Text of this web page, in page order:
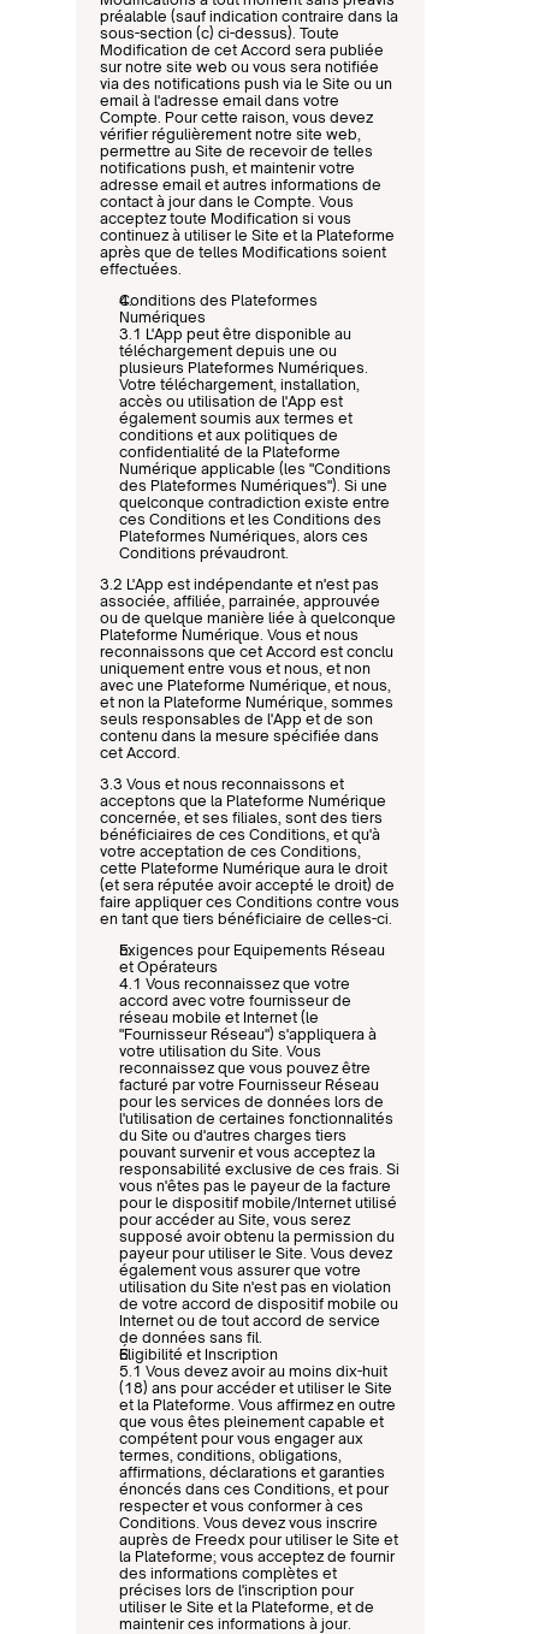
préalable (sauf indication contraire dans la
sous-section (c) ci-dessus). Toute
Modification de cet Accord sera publiée
sur notre site web ou vous sera notifiée
via des notifications push via le Site ou un
email à l'adresse email dans votre
Compte. Pour cette raison, vous devez
vérifier régulièrement notre site web,
permettre au Site de recevoir de telles
notifications push, et maintenir votre
adresse email et autres informations de
contact à jour dans le Compte. Vous
acceptez toute Modification si vous
continuez à utiliser le Site et la Plateforme
après que de telles Modifications soient
effectuées.
Conditions des Plateformes
Numériques
3.1 L'App peut être disponible au
téléchargement depuis une ou
plusieurs Plateformes Numériques.
Votre téléchargement, installation,
accès ou utilisation de l'App est
également soumis aux termes et
conditions et aux politiques de
confidentialité de la Plateforme
Numérique applicable (les "Conditions
des Plateformes Numériques"). Si une
quelconque contradiction existe entre
ces Conditions et les Conditions des
Plateformes Numériques, alors ces
Conditions prévaudront.
3.2 L'App est indépendante et n'est pas
associée, affiliée, parrainée, approuvée
ou de quelque manière liée à quelconque
Plateforme Numérique. Vous et nous
reconnaissons que cet Accord est conclu
uniquement entre vous et nous, et non
avec une Plateforme Numérique, et nous,
et non la Plateforme Numérique, sommes
seuls responsables de l'App et de son
contenu dans la mesure spécifiée dans
cet Accord.
3.3 Vous et nous reconnaissons et
acceptons que la Plateforme Numérique
concernée, et ses filiales, sont des tiers
bénéficiaires de ces Conditions, et qu'à
votre acceptation de ces Conditions,
cette Plateforme Numérique aura le droit
(et sera réputée avoir accepté le droit) de
faire appliquer ces Conditions contre vous
en tant que tiers bénéficiaire de celles-ci.
Exigences pour Equipements Réseau
et Opérateurs
4.1 Vous reconnaissez que votre
accord avec votre fournisseur de
réseau mobile et Internet (le
"Fournisseur Réseau") s'appliquera à
votre utilisation du Site. Vous
reconnaissez que vous pouvez être
facturé par votre Fournisseur Réseau
pour les services de données lors de
l'utilisation de certaines fonctionnalités
du Site ou d'autres charges tiers
pouvant survenir et vous acceptez la
responsabilité exclusive de ces frais. Si
vous n'êtes pas le payeur de la facture
pour le dispositif mobile/Internet utilisé
pour accéder au Site, vous serez
supposé avoir obtenu la permission du
payeur pour utiliser le Site. Vous devez
également vous assurer que votre
utilisation du Site n'est pas en violation
de votre accord de dispositif mobile ou
Internet ou de tout accord de service
de données sans fil.
Éligibilité et Inscription
5.1 Vous devez avoir au moins dix-huit
(18) ans pour accéder et utiliser le Site
et la Plateforme. Vous affirmez en outre
que vous êtes pleinement capable et
compétent pour vous engager aux
termes, conditions, obligations,
affirmations, déclarations et garanties
énoncés dans ces Conditions, et pour
respecter et vous conformer à ces
Conditions. Vous devez vous inscrire
auprès de Freedx pour utiliser le Site et
la Plateforme; vous acceptez de fournir
des informations complètes et
précises lors de l'inscription pour
utiliser le Site et la Plateforme, et de
maintenir ces informations à jour.